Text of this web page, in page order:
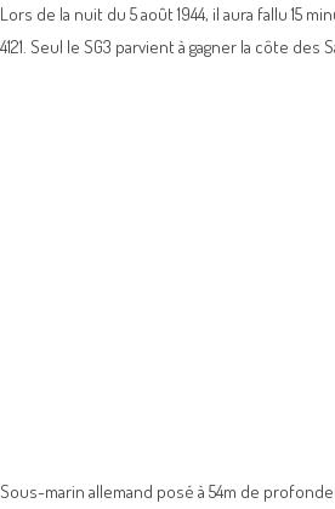
Lors de la nuit du 5 août 1944, il aura fallu 15
4121. Seul le SG3 parvient à gagner la côte des
Sous-marin allemand posé à 54m de